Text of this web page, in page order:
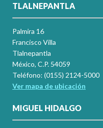
TLALNEPANTLA
Palmira 16
Francisco Villa
Tlalnepantla
México, C.P. 54059
Teléfono: (0155) 2124-5000
Ver mapa de ubicación
MIGUEL HIDALGO